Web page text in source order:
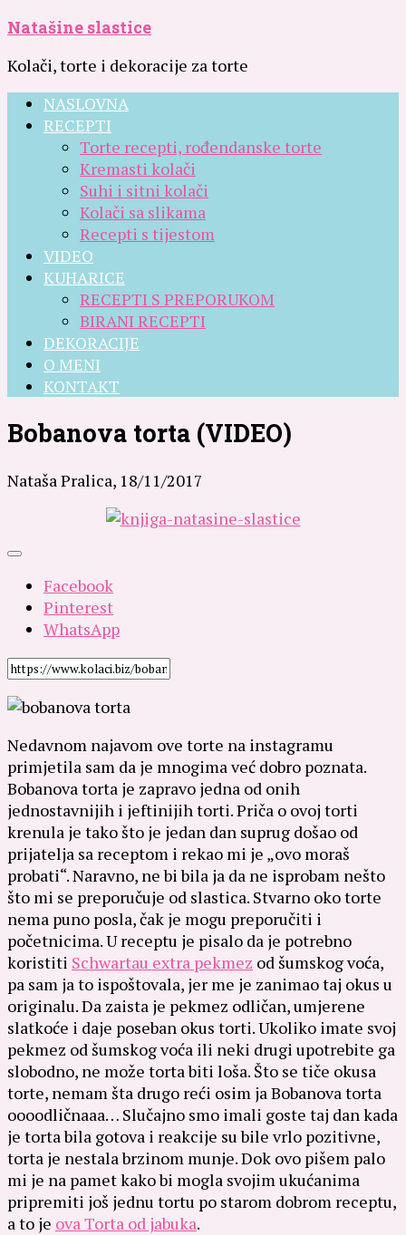
Natašine slastice
Kolači, torte i dekoracije za torte
NASLOVNA
RECEPTI
Torte recepti, rođendanske torte
Kremasti kolači
Suhi i sitni kolači
Kolači sa slikama
Recepti s tijestom
VIDEO
KUHARICE
RECEPTI S PREPORUKOM
BIRANI RECEPTI
DEKORACIJE
O MENI
KONTAKT
Bobanova torta (VIDEO)
Nataša Pralica, 18/11/2017
Facebook
Pinterest
WhatsApp
Nedavnom najavom ove torte na instagramu
primjetila sam da je mnogima već dobro poznata.
Bobanova torta je zapravo jedna od onih
jednostavnijih i jeftinijih torti.Priča o ovoj torti
krenula je tako što je jedan dan suprug došao od
prijatelja sa receptom i rekao mi je „ovo moraš
probati“. Naravno, ne bi bila ja da ne isprobam nešto
što mi se preporučuje od slastica. Stvarno oko torte
nema puno posla, čak je mogu preporučiti i
početnicima. U receptu je pisalo da je potrebno
koristiti Schwartau extra pekmez od šumskog voća,
pa sam ja to ispoštovala, jer me je zanimao taj okus u
originalu. Da zaista je pekmez odličan, umjerene
slatkoće i daje poseban okus torti. Ukoliko imate svoj
pekmez od šumskog voća ili neki drugi upotrebite ga
slobodno, ne može torta biti loša. Što se tiče okusa
torte, nemam šta drugo reći osim ja Bobanova torta
oooodličnaaa… Slučajno smo imali goste taj dan kada
je torta bila gotova i reakcije su bile vrlo pozitivne,
torta je nestala brzinom munje. Dok ovo pišem palo
mi je na pamet kako bi mogla svojim ukućanima
pripremiti još jednu tortu po starom dobrom receptu,
a to je ova Torta od jabuka.